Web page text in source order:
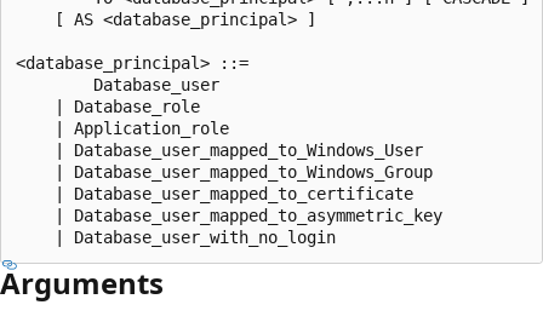
    [ AS <database_principal> ]
<database_principal> ::=
        Database_user
    | Database_role
    | Application_role
    | Database_user_mapped_to_Windows_User
    | Database_user_mapped_to_Windows_Group
    | Database_user_mapped_to_certificate
    | Database_user_mapped_to_asymmetric_key
Arguments